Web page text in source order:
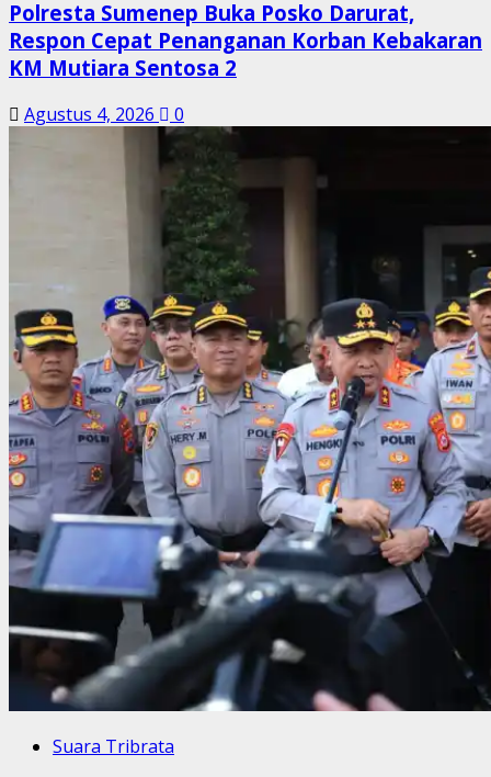
Polresta Sumenep Buka Posko Darurat,
Respon Cepat Penanganan Korban Kebakaran
KM Mutiara Sentosa 2
Agustus 4, 2026 0
Suara Tribrata